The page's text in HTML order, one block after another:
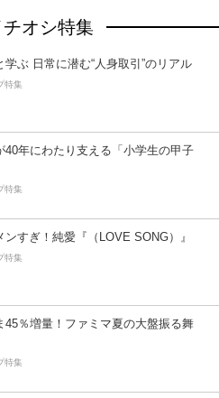
オシ特集
学ぶ 日常に潜む“人身取引”のリアル
特集
40年にわたり支える「小学生の甲子
特集
ンすぎ！純愛『（LOVE SONG）』
特集
45％増量！ファミマ夏の大盤振る舞
特集